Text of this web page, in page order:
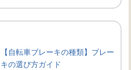
【自転車ブレーキの種類】ブレー
キの選び方ガイド